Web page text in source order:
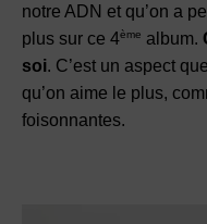
notre ADN et qu’on a
plus sur ce 4ème album.
soi. C’est un aspect
qu’on aime le plus,
foisonnantes.